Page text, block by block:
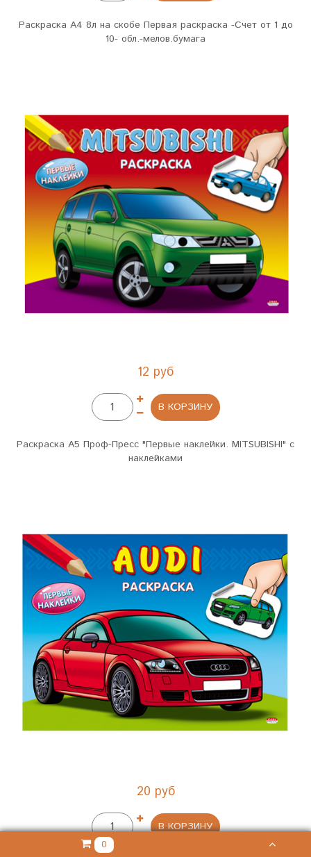
Раскраска А4 8л на скобе Первая раскраска -Счет от 1 до
10- обл.-мелов.бумага
12 руб
В КОРЗИНУ
Раскраска А5 Проф-Пресс "Первые наклейки. MITSUBISHI" с
наклейками
20 руб
В КОРЗИНУ
0